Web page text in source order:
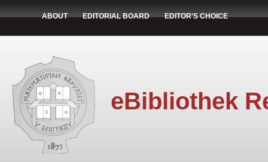
ABOUT EDITORIAL BOARD EDITOR'S CHOICE
eBibliothek